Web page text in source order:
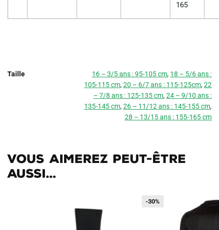
165
Taille 16 – 3/5 ans : 95-105 cm, 18 – 5/6 ans :
105-115 cm, 20 – 6/7 ans : 115-125cm, 22
– 7/8 ans : 125-135 cm, 24 – 9/10 ans :
135-145 cm, 26 – 11/12 ans : 145-155 cm,
28 – 13/15 ans : 155-165 cm
Vous aimerez peut-être
aussi...
-30%
-30%